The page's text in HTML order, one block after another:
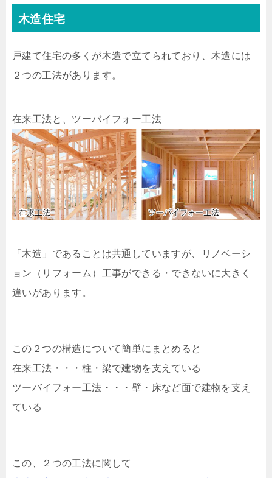
木造住宅
戸建て住宅の多くが木造で立てられており、木造には
２つの工法があります。
在来工法と、ツーバイフォー工法
「木造」であることは共通していますが、リノベーシ
ョン（リフォーム）工事ができる・できないに大きく
違いがあります。
この２つの構造について簡単にまとめると
在来工法・・・柱・梁で建物を支えている
ツーバイフォー工法・・・壁・床など面で建物を支え
ている
この、２つの工法に関して